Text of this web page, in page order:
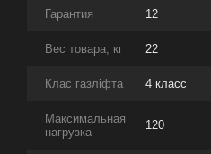
Гарантия 12
Вес товара, кг 22
Клас газліфта 4 класс
Максимальная
нагрузка
120